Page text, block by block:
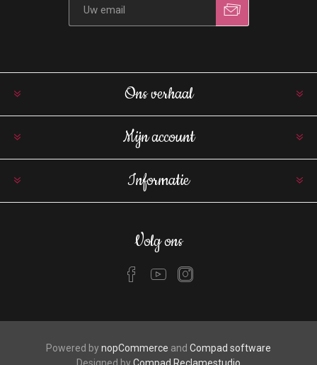
Ons verhaal
Mijn account
Informatie
Volg ons
Powered bynopCommerce and Compad software